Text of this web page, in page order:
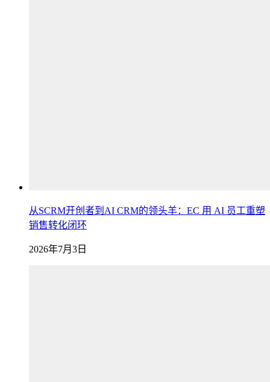
从SCRM开创者到AI CRM的领头羊：EC 用 AI 员工重塑
销售转化闭环
2026年7月3日